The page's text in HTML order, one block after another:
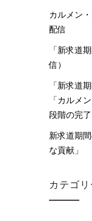
カルメン
配信
「新求道
信）
「新求道
「カルメ
段階の完了
新求道期
な貢献」
カテゴリ